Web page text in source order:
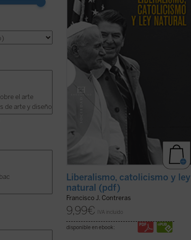
humanos y el libre mercado--- permitió a
Occidente construir a partir de 1800 las
sociedades más habitables de la historia.
El cristianismo jugó un papel ...
Liberalismo, catolicismo y ley
natural (pdf)
Francisco J. Contreras
9,99€ IVA incluido
disponible en ebook: